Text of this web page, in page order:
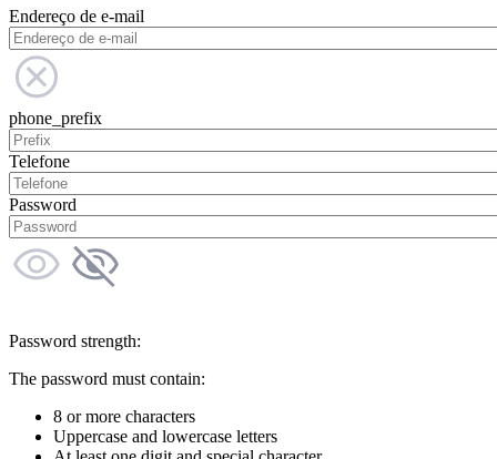
Endereço de e-mail
phone_prefix
Telefone
Password
Password strength:
The password must contain:
8 or more characters
Uppercase and lowercase letters